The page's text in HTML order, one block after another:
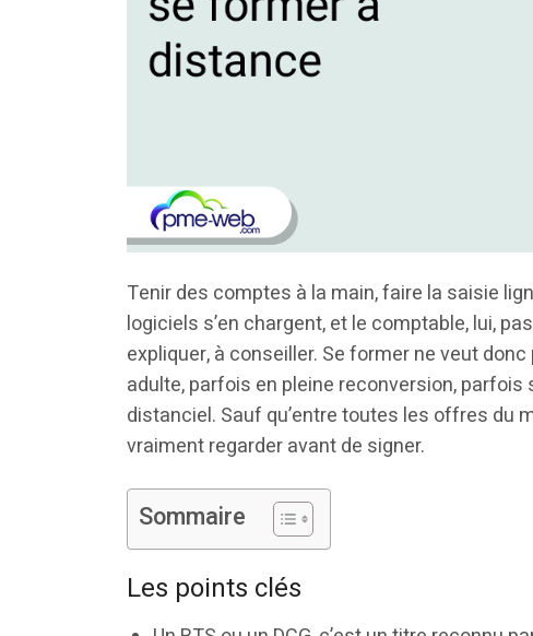
Tenir des comptes à la main, faire la saisie
logiciels s’en chargent, et le comptable, lui,
expliquer, à conseiller. Se former ne veut
adulte, parfois en pleine reconversion,
distanciel. Sauf qu’entre toutes les offres du
vraiment regarder avant de signer.
Sommaire
Les points clés